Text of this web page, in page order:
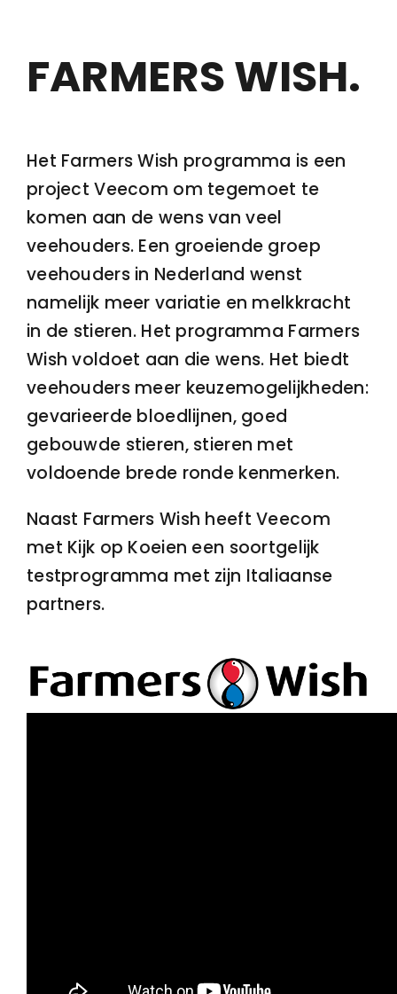
FARMERS WISH.
Het Farmers Wish programma is een
project Veecom om tegemoet te
komen aan de wens van veel
veehouders. Een groeiende groep
veehouders in Nederland wenst
namelijk meer variatie en melkkracht
in de stieren. Het programma Farmers
Wish voldoet aan die wens. Het biedt
veehouders meer keuzemogelijkheden:
gevarieerde bloedlijnen, goed
gebouwde stieren, stieren met
voldoende brede ronde kenmerken.
Naast Farmers Wish heeft Veecom
met Kijk op Koeien een soortgelijk
testprogramma met zijn Italiaanse
partners.